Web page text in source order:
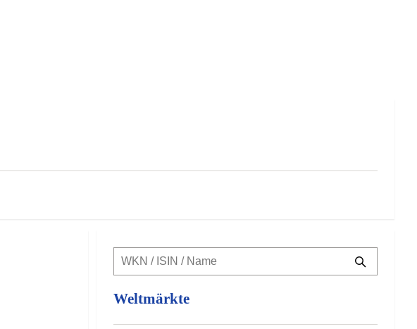
Weltmärkte